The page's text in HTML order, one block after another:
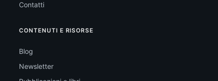
Contatti
CONTENUTI E RISORSE
Blog
Newsletter